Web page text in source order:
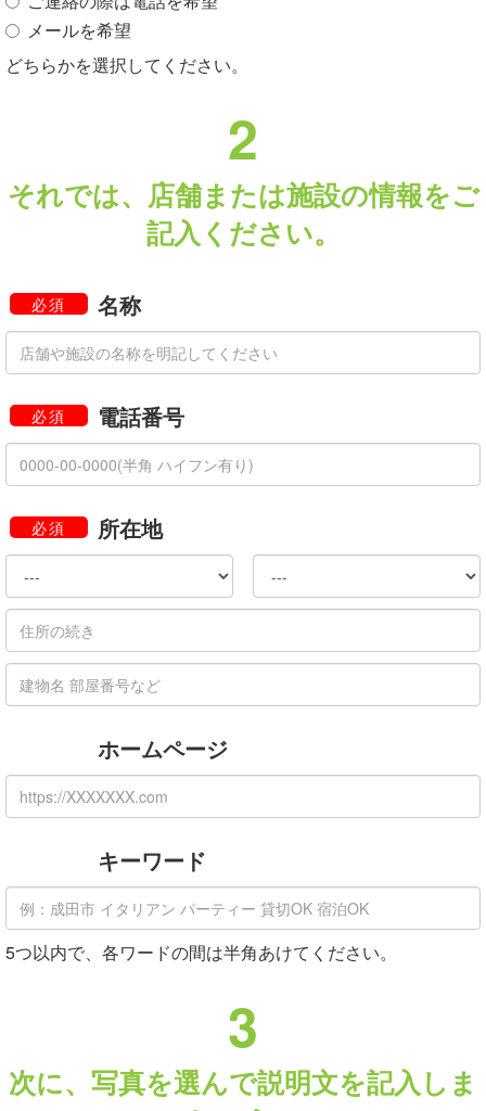
メールを希望
どちらかを選択してください。
2
それでは、店舗または施設の情報をご
記入ください。
必須 名称
必須 電話番号
必須 所在地
ホームページ
キーワード
5つ以内で、各ワードの間は半角あけてください。
3
次に、写真を選んで説明文を記入しま